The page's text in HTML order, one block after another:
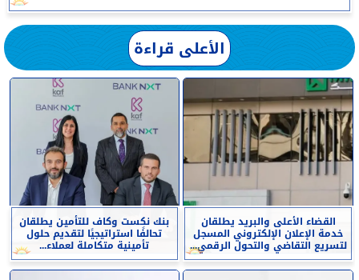
الأعلى قراءة
القضاء الأعلى والبريد يطلقان
خدمة الإعلان الإلكتروني المسجل
لتسريع التقاضي والتحول الرقمي...
بنك نكست وكاف للتأمين يطلقان
تحالفًا استراتيجيًا لتقديم حلول
تأمينية متكاملة لعملاء...